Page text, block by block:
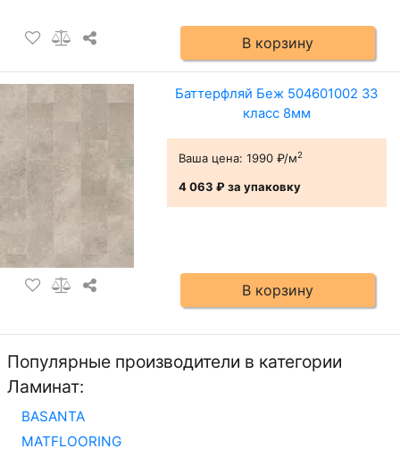
В корзину
Баттерфляй Беж 504601002 33
класс 8мм
Ваша цена: 1990 ₽/м2
4 063 ₽за упаковку
В корзину
Популярные производители в категории
Ламинат:
BASANTA
MATFLOORING